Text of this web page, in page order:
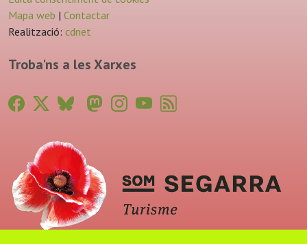
Mapa web | Contactar
Realització: cdnet
Troba'ns a les Xarxes